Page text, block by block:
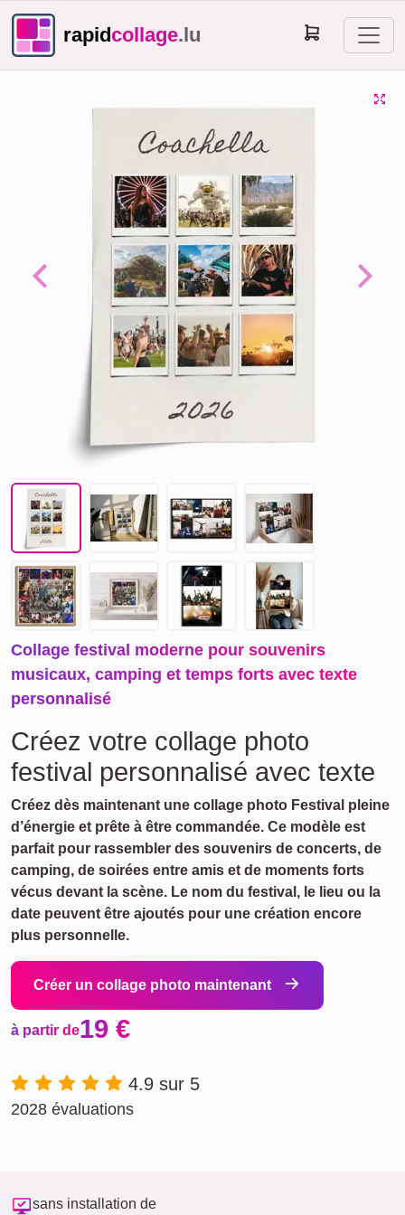
rapidcollage.lu
Previous Next
Collage festival moderne pour souvenirs
musicaux, camping et temps forts avec texte
personnalisé
Créez votre collage photo
festival personnalisé avec texte
Créez dès maintenant une collage photo Festival pleine
d’énergie et prête à être commandée. Ce modèle est
parfait pour rassembler des souvenirs de concerts, de
camping, de soirées entre amis et de moments forts
vécus devant la scène. Le nom du festival, le lieu ou la
date peuvent être ajoutés pour une création encore
plus personnelle.
Créer un collage photo maintenant
à partir de19 €
4.9 sur 5
2028 évaluations
sans installation de